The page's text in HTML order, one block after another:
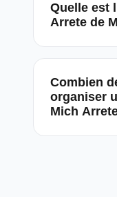
Quelle est
Arrete de
Combien
organiser
Mich